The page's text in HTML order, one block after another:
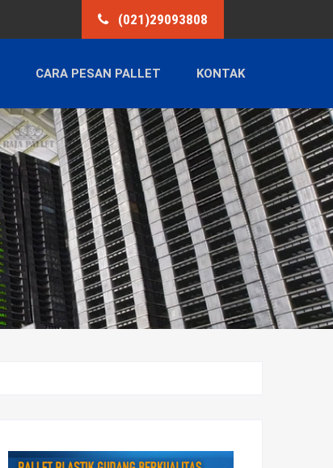
(021)29093808
CARA PESAN PALLET KONTAK